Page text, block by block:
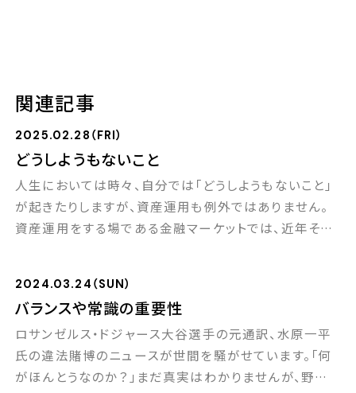
関連記事
2025.02.28（FRI）
どうしようもないこと
人生においては時々、自分では「どうしようもないこと」
が起きたりしますが、資産運用も例外ではありません。
資産運用をする場である金融マーケットでは、近年その
タリアでも発見され、その後世界的な大流行になりまし
た。3年前（2022年）の2月には「ロシアのウクライナ侵
攻」が始まりました。そして今年（2 […]
2024.03.24（SUN）
バランスや常識の重要性
ロサンゼルス・ドジャース大谷選手の元通訳、水原一平
氏の違法賭博のニュースが世間を騒がせています。「何
がほんとうなのか？」まだ真実はわかりませんが、野球フ